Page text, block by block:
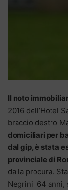
Il noto
2016 dell’Hotel
braccio destro
domiciliari per
dal gip, è stata
provinciale di
dalla procura.
Negrini, 64 anni,